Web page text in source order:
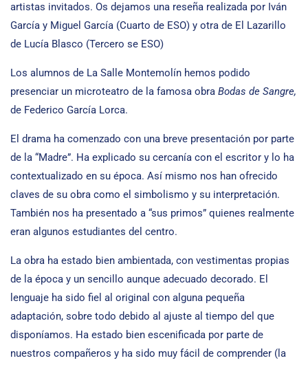
artistas invitados. Os dejamos una reseña realizada por Iván
García y Miguel García (Cuarto de ESO) y otra de El Lazarillo
de Lucía Blasco (Tercero se ESO)
Los alumnos de La Salle Montemolín hemos podido
presenciar un microteatro de la famosa obra Bodas de Sangre,
de Federico García Lorca.
El drama ha comenzado con una breve presentación por parte
de la “Madre”. Ha explicado su cercanía con el escritor y lo ha
contextualizado en su época. Así mismo nos han ofrecido
claves de su obra como el simbolismo y su interpretación.
También nos ha presentado a “sus primos” quienes realmente
eran algunos estudiantes del centro.
La obra ha estado bien ambientada, con vestimentas propias
de la época y un sencillo aunque adecuado decorado. El
lenguaje ha sido fiel al original con alguna pequeña
adaptación, sobre todo debido al ajuste al tiempo del que
disponíamos. Ha estado bien escenificada por parte de
nuestros compañeros y ha sido muy fácil de comprender (la